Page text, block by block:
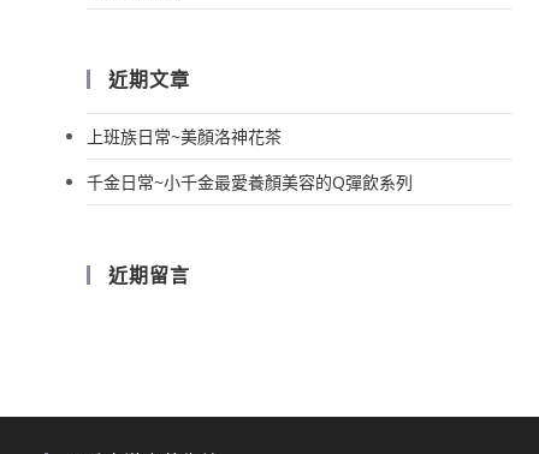
近期文章
上班族日常~美顏洛神花茶
千金日常~小千金最愛養顏美容的Q彈飲系列
近期留言